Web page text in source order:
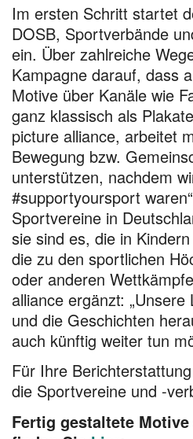
Im ersten Schritt startet
DOSB, Sportverbände
ein. Über zahlreiche
Kampagne darauf, dass
Motive über Kanäle wie
ganz klassisch als
picture alliance, arbeitet
Bewegung bzw.
unterstützen, nachdem
#supportyoursport
Sportvereine in
sie sind es, die in
die zu den sportlichen
oder anderen
alliance ergänzt:
und die Geschichten
auch künftig weiter tun
Für Ihre
die Sportvereine und -
Fertig gestaltete